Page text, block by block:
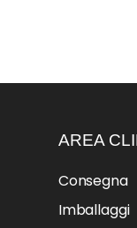
AREA
Consegna
Imballaggi